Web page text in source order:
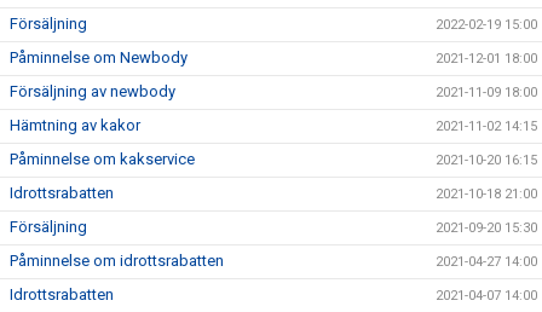
Försäljning 2022-02-19 15:00
Påminnelse om Newbody 2021-12-01 18:00
Försäljning av newbody 2021-11-09 18:00
Hämtning av kakor 2021-11-02 14:15
Påminnelse om kakservice 2021-10-20 16:15
Idrottsrabatten 2021-10-18 21:00
Försäljning 2021-09-20 15:30
Påminnelse om idrottsrabatten 2021-04-27 14:00
Idrottsrabatten 2021-04-07 14:00